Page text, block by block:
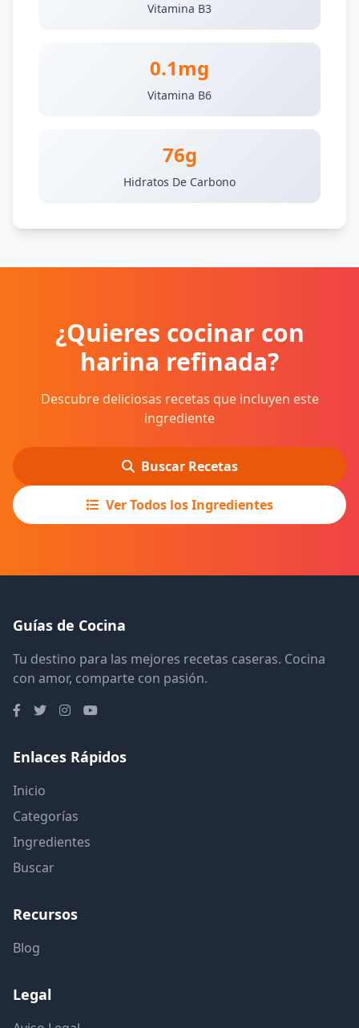
Vitamina B3
0.1mg
Vitamina B6
76g
Hidratos De Carbono
¿Quieres cocinar con
harina refinada?
Descubre deliciosas recetas que incluyen este
ingrediente
Buscar Recetas
Ver Todos los Ingredientes
Guías de Cocina
Tu destino para las mejores recetas caseras. Cocina
con amor, comparte con pasión.
Enlaces Rápidos
Inicio
Categorías
Ingredientes
Buscar
Recursos
Blog
Legal